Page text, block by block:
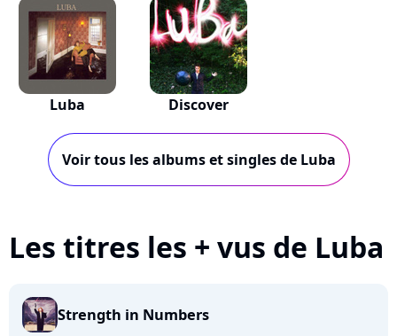
Luba Discover
Voir tous les albums et singles de Luba
Les titres les + vus de Luba
Strength in Numbers